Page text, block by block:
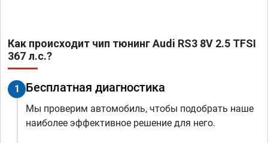
Как происходит чип тюнинг Audi RS3 8V 2.5 TFSI
367 л.с.?
1 Бесплатная диагностика
Мы проверим автомобиль, чтобы подобрать наше
наиболее эффективное решение для него.